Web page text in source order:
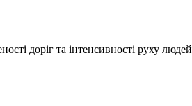
доріг та інтенсивності руху людей